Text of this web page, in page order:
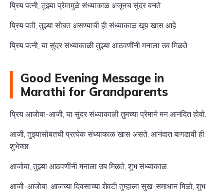
प्रिय पत्नी, तुझ्या प्रेमामुळे संध्याकाळ अजूनच सुंदर बनते.
प्रिय पती, तुझ्या सोबत असण्याची ही संध्याकाळ खूप खास आहे.
प्रिय पत्नी, या सुंदर संध्याकाळी तुझ्या आठवणींनी मनाला उब मिळते.
Good Evening Message in
Marathi for Grandparents
प्रिय आजोबा-आजी, या सुंदर संध्याकाळी तुमच्या प्रेमाने मन आनंदित होवो.
आजी, तुझ्यासोबतची प्रत्येक संध्याकाळ खास असते, आनंदात बागडावी ही
शुभेच्छा.
आजोबा, तुझ्या आठवणींनी मनाला उब मिळते, शुभ संध्याकाळ.
आजी-आजोबा, आजच्या दिवसाच्या शेवटी तुम्हाला सुख-समाधान मिळो, शुभ